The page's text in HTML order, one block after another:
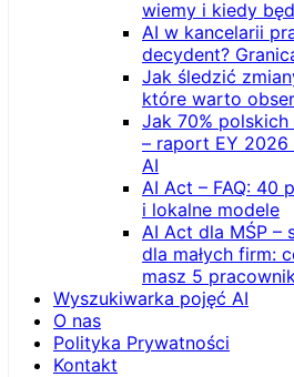
wiemy i kiedy
AI w kancelarii
decydent?
Jak śledzić
które warto
Jak 70%
– raport EY 2026
AI
AI Act – FAQ: 40
i lokalne modele
AI Act dla MŚP –
dla małych firm:
masz 5
Wyszukiwarka pojęć AI
O nas
Polityka Prywatności
Kontakt